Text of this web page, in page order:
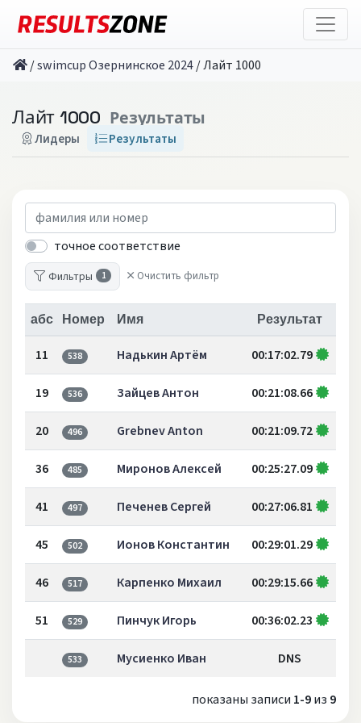
/swimcup Озернинское 2024/Лайт 1000
Лайт 1000 Результаты
Лидеры Результаты
точное соответствие
Фильтры 1 Очистить фильтр
абс Номер Имя Результат
11 538 Надькин Артём 00:17:02.79
19 536 Зайцев Антон 00:21:08.66
20 496 Grebnev Anton 00:21:09.72
36 485 Миронов Алексей 00:25:27.09
41 497 Печенев Сергей 00:27:06.81
45 502 Ионов Константин 00:29:01.29
46 517 Карпенко Михаил 00:29:15.66
51 529 Пинчук Игорь 00:36:02.23
533 Мусиенко Иван DNS
показаны записи 1-9из 9